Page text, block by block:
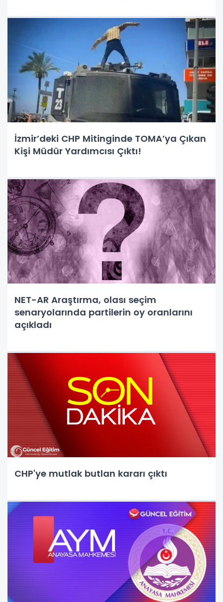
İzmir’deki CHP Mitinginde TOMA’ya Çıkan
Kişi Müdür Yardımcısı Çıktı!
NET-AR Araştırma, olası seçim
senaryolarında partilerin oy oranlarını
açıkladı
CHP'ye mutlak butlan kararı çıktı